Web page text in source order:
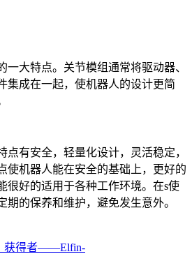
一大特点。关节模组通常将驱动器、
集成在一起，使机器人的设计更简
点有安全，轻量化设计，灵活稳定，
使机器人能在安全的基础上，更好的
很好的适用于各种工作环境。在s使
期的保养和维护，避免发生意外。
获得者——Elfin-